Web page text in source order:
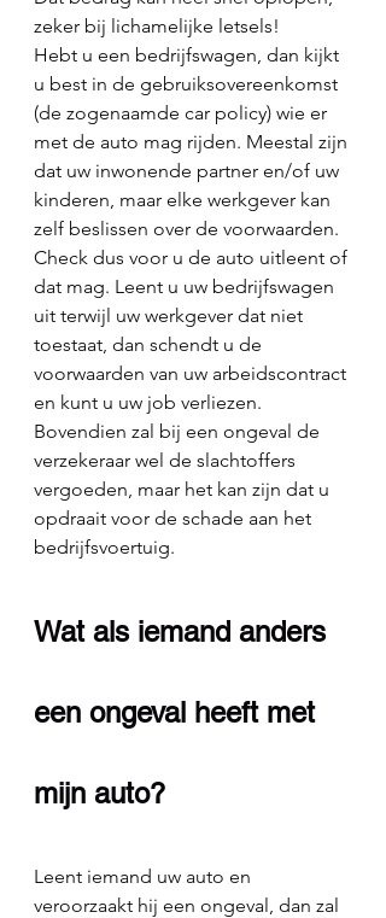
zeker bij lichamelijke letsels!
Hebt u een bedrijfswagen, dan kijkt
u best in de gebruiksovereenkomst
(de zogenaamde car policy) wie er
met de auto mag rijden. Meestal zijn
dat uw inwonende partner en/of uw
kinderen, maar elke werkgever kan
zelf beslissen over de voorwaarden.
Check dus voor u de auto uitleent of
dat mag. Leent u uw bedrijfswagen
uit terwijl uw werkgever dat niet
toestaat, dan schendt u de
voorwaarden van uw arbeidscontract
en kunt u uw job verliezen.
Bovendien zal bij een ongeval de
verzekeraar wel de slachtoffers
vergoeden, maar het kan zijn dat u
opdraait voor de schade aan het
bedrijfsvoertuig.
Wat als iemand anders
een ongeval heeft met
mijn auto?
Leent iemand uw auto en
veroorzaakt hij een ongeval, dan zal